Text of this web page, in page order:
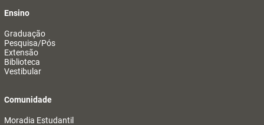
Ensino
Graduação
Pesquisa/Pós
Extensão
Biblioteca
Vestibular
Comunidade
Moradia Estudantil